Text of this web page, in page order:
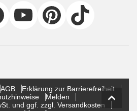
AGB
Erklärung zur Barrierefreiheit
Melden
und ggf. zzgl. Versandkosten